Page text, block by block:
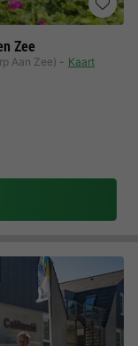
Zee
Aan Zee) Kaart